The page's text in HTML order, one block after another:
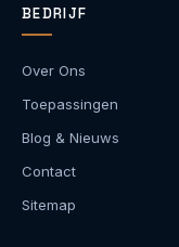
BEDRIJF
Over Ons
Toepassingen
Blog & Nieuws
Contact
Sitemap